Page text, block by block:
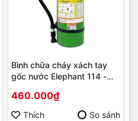
Bình chữa cháy xách tay
gốc nước Elephant 114 -
460.000₫
Thích So sánh